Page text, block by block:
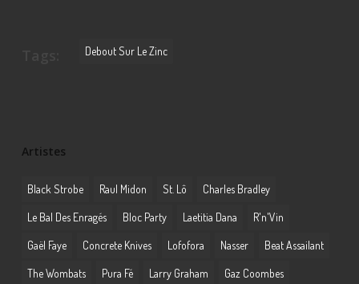
Debout Sur Le Zinc
Artistes
Black Strobe Raul Midon St. Lô Charles Bradley
Le Bal Des Enragés Bloc Party Laetitia Dana R'n'Vin
Gaël Faye Concrete Knives Lofofora Nasser Beat Assailant
The Wombats Pura Fé Larry Graham Gaz Coombes